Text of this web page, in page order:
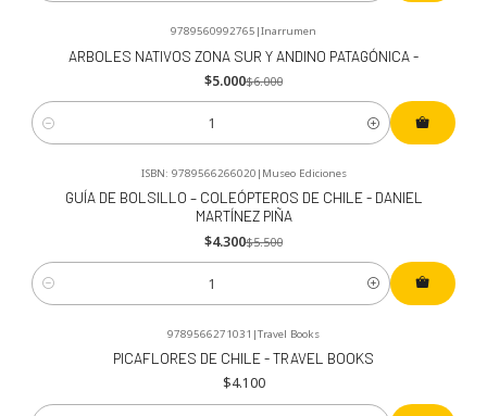
-17%OFF
9789560992765 |Inarrumen
ARBOLES NATIVOS ZONA SUR Y ANDINO PATAGÓNICA -
$5.000$6.000
Cantidad
-22%OFF
ISBN: 9789566266020 | Museo Ediciones
GUÍA DE BOLSILLO – COLEÓPTEROS DE CHILE - DANIEL
MARTÍNEZ PIÑA
$4.300$5.500
Cantidad
9789566271031 |Travel Books
PICAFLORES DE CHILE - TRAVEL BOOKS
$4.100